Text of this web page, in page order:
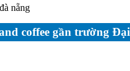
nẵng
coffee gần trường